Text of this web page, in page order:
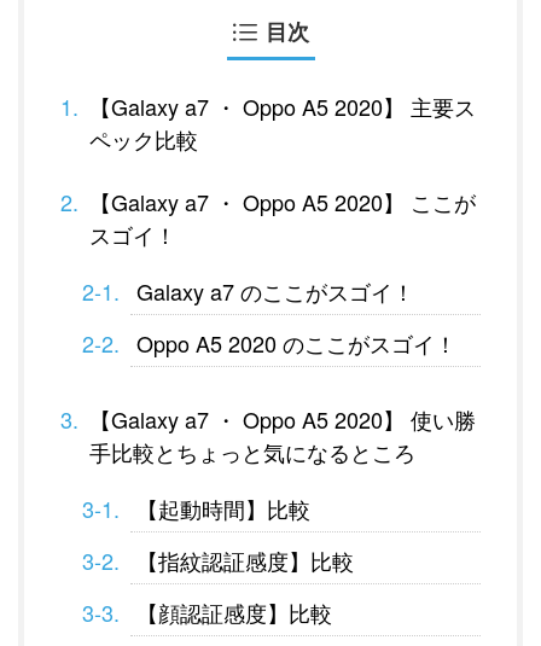
目次
【Galaxy a7 ・ Oppo A5 2020】 主要ス
ペック比較
【Galaxy a7 ・ Oppo A5 2020】 ここが
スゴイ！
Galaxy a7 のここがスゴイ！
Oppo A5 2020 のここがスゴイ！
【Galaxy a7 ・ Oppo A5 2020】 使い勝
手比較とちょっと気になるところ
【起動時間】比較
【指紋認証感度】比較
【顔認証感度】比較